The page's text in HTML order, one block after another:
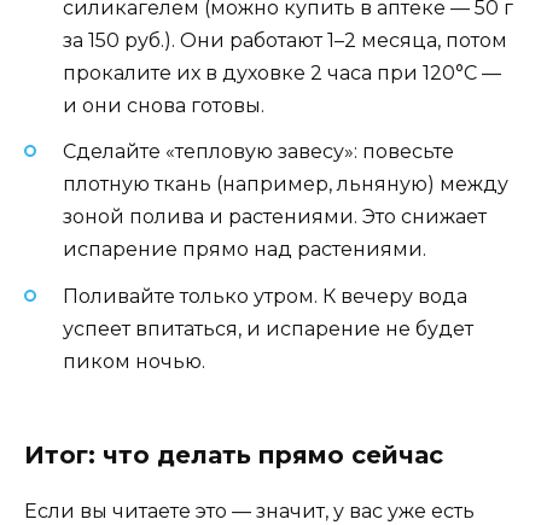
силикагелем (можно купить в аптеке — 50 г
за 150 руб.). Они работают 1–2 месяца, потом
прокалите их в духовке 2 часа при 120°C —
и они снова готовы.
Сделайте «тепловую завесу»: повесьте
плотную ткань (например, льняную) между
зоной полива и растениями. Это снижает
испарение прямо над растениями.
Поливайте только утром. К вечеру вода
успеет впитаться, и испарение не будет
пиком ночью.
Итог: что делать прямо сейчас
Если вы читаете это — значит, у вас уже есть